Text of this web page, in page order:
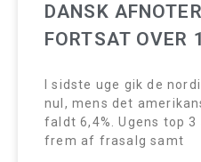
DANSK
FORTSAT OVER
I sidste uge gik de
nul, mens det
faldt 6,4%. Ugens top
frem af frasalg samt